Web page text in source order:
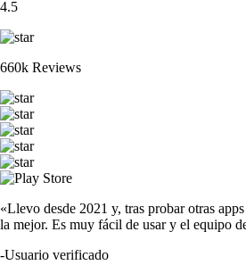
4.5
660k Reviews
«Llevo desde 2021 y, tras probar otras
la mejor. Es muy fácil de usar y el equipo
-Usuario verificado